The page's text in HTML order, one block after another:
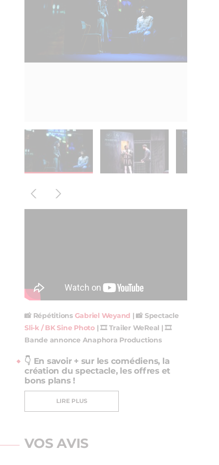
📸 Répétitions Gabriel Weyand
| 📸 Spectacle
Sli-k / BK Sine Photo| 🎞️ Trailer WeReal | 🎞️
Bande annonce Anaphora Productions
👇 En savoir + sur les comédiens, la
création du spectacle, les offres et
bons plans !
LIRE PLUS
VOS AVIS